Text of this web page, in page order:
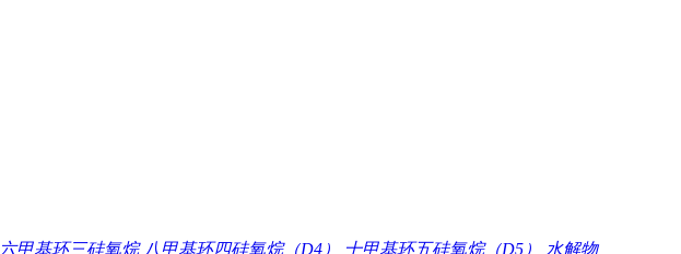
六甲基环三硅氧烷 八甲基环四硅氧烷（D4） 十甲基环五硅氧烷（D5）
水解物